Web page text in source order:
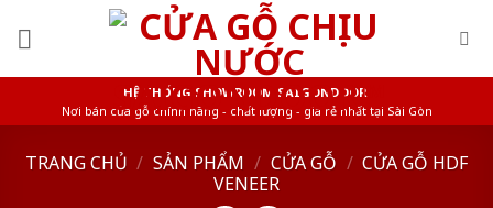
HỆ THỐNG SHOWROOM SAIGONDOOR
Nơi bán cửa gỗ chính hãng - chất lượng - giá rẻ nhất tại Sài Gòn
TRANG CHỦ / SẢN PHẨM / CỬA GỖ / CỬA GỖ HDF
VENEER